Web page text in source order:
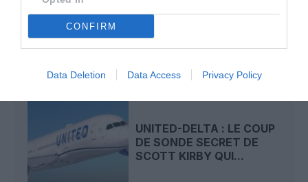
CONFIRM
Data Deletion Data Access Privacy Policy
animaux thérapeutiques etats-unis lama Portland
UNITED-DELTA : LE COUP
DE SONDE SECRET DE
SCOTT KIRBY QUI...